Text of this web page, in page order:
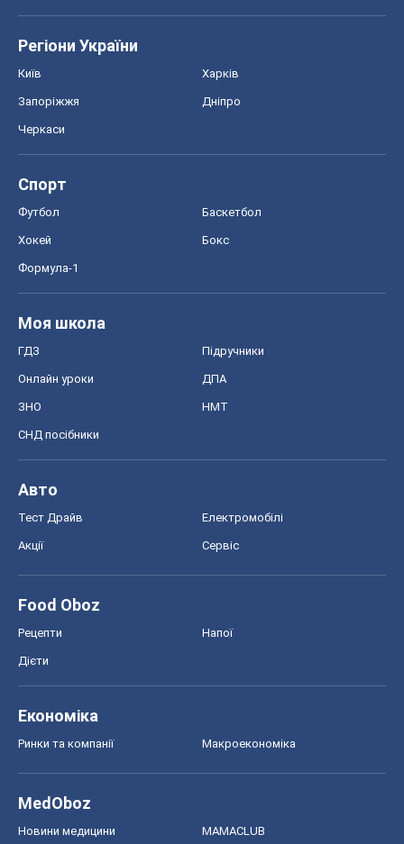
Регіони України
Київ Харків
Запоріжжя Дніпро
Черкаси
Спорт
Футбол Баскетбол
Хокей Бокс
Формула-1
Моя школа
ГДЗ Підручники
Онлайн уроки ДПА
ЗНО НМТ
СНД посібники
Авто
Тест Драйв Електромобілі
Акції Сервіс
Food Oboz
Рецепти Напої
Дієти
Економіка
Ринки та компанії Макроекономіка
MedOboz
Новини медицини MAMACLUB